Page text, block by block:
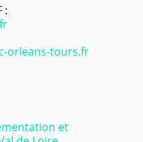
:
orleans-tours.fr
et